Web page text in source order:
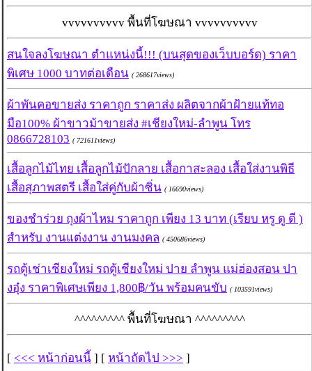
vvvvvvvvvv พื้นที่โฆษณา vvvvvvvvvv
สนใจลงโฆษณา ตำแหน่งนี้!!! (บนสุดของเว็บบอร์ด) ราคา
พิเศษ 1000 บาทต่อเดือน ( 268617views)
ผ้าพันคอขายส่ง ราคาถูก ราคาส่ง ผลิตจากผ้าฝ้ายแท้ทอ
มือ100% ผ้าขาวม้าขายส่ง #เชียงใหม่-ลำพูน โทร
0866728103 ( 721611views)
เสื้อลูกไม้ไทย เสื้อลูกไม้ปักลาย เสื้อกาสะลอง เสื้อใส่งานพิธี
เสื้อสุภาพสตรี เสื้อใส่คู่กับผ้าซิ่น ( 16690views)
ของชำร่วย ถุงผ้าไหม ราคาถูก เพียง 13 บาท (เรียบ หรู ดู ดี )
สำหรับ งานแต่งงาน งานมงคล ( 450686views)
รถตู้เช่าเชียงใหม่ รถตู้เชียงใหม่ ปาย ลำพูน แม่ฮ่องสอน ปา
งอุ๋ง ราคาพิเศษเพียง 1,800฿/วัน พร้อมคนขับ ( 103591views)
^^^^^^^^^ พื้นที่โฆษณา ^^^^^^^^^
[ <<< หน้าก่อนนี้ ] [ หน้าถัดไป >>> ]